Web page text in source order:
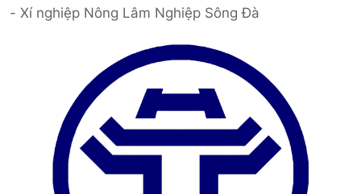
- Xí nghiệp Nông Lâm Nghiệp Sông Đà